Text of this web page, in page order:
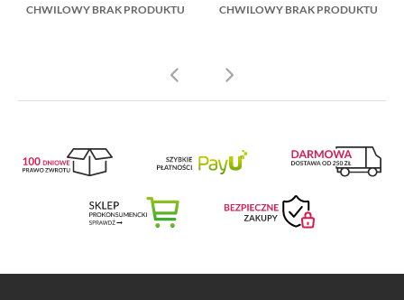
CHWILOWY BRAK PRODUKTU CHWILOWY BRAK PRODUKTU